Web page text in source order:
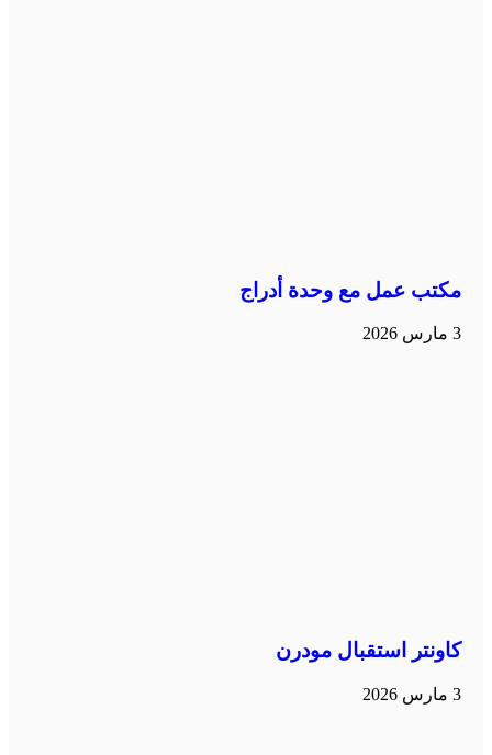
مكتب عمل مع وحدة أدراج
3 مارس 2026
كاونتر استقبال مودرن
3 مارس 2026